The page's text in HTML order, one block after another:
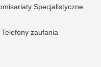
Specjalistyczne
Telefony zaufania